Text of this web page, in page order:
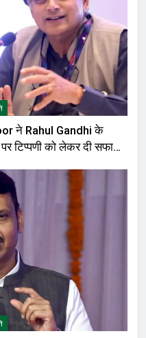
ने Rahul Gandhi के
टिप्पणी को लेकर दी सफाई,